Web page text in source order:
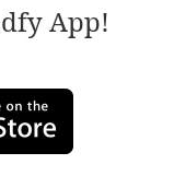
App!